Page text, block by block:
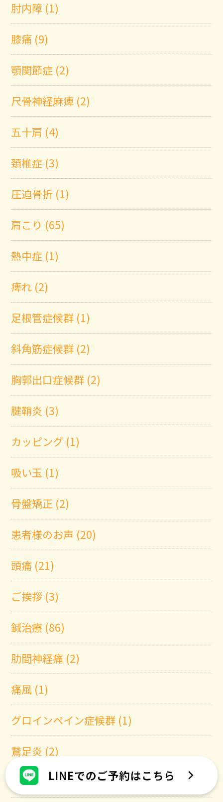
肘内障 (1)
膝痛 (9)
顎関節症 (2)
尺骨神経麻痺 (2)
五十肩 (4)
頚椎症 (3)
圧迫骨折 (1)
肩こり (65)
熱中症 (1)
痺れ (2)
足根管症候群 (1)
斜角筋症候群 (2)
胸郭出口症候群 (2)
腱鞘炎 (3)
カッピング (1)
吸い玉 (1)
骨盤矯正 (2)
患者様のお声 (20)
頭痛 (21)
ご挨拶 (3)
鍼治療 (86)
肋間神経痛 (2)
痛風 (1)
グロインペイン症候群 (1)
鵞足炎 (2)
オスグッド (1)